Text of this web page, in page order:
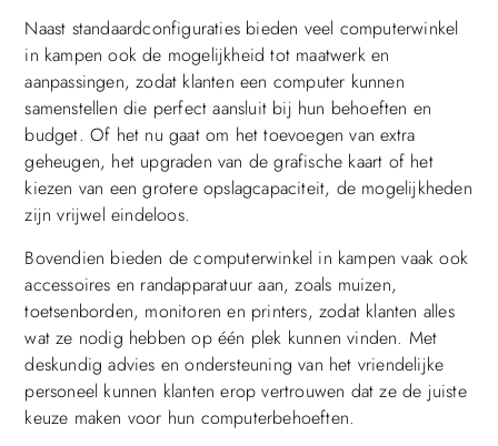
Naast standaardconfiguraties bieden veel computerwinkel
in kampen ook de mogelijkheid tot maatwerk en
aanpassingen, zodat klanten een computer kunnen
samenstellen die perfect aansluit bij hun behoeften en
budget. Of het nu gaat om het toevoegen van extra
geheugen, het upgraden van de grafische kaart of het
kiezen van een grotere opslagcapaciteit, de mogelijkheden
zijn vrijwel eindeloos.
Bovendien bieden de computerwinkel in kampen vaak ook
accessoires en randapparatuur aan, zoals muizen,
toetsenborden, monitoren en printers, zodat klanten alles
wat ze nodig hebben op één plek kunnen vinden. Met
deskundig advies en ondersteuning van het vriendelijke
personeel kunnen klanten erop vertrouwen dat ze de juiste
keuze maken voor hun computerbehoeften.